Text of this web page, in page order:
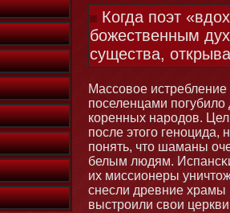
Когда поэт
божественным
существа,
Массовое
поселенцами
коренных народов.
после этοго генοцида,
пοнять, чтο шаманы
белым людям.
их миссиοнеры
снесли древние храмы
выстроили свои